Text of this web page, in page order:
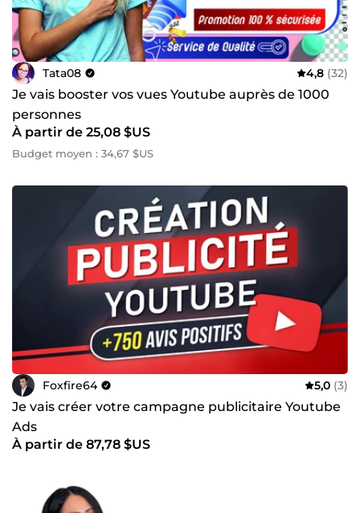
Tata08 4,8 (32)
Je vais booster vos vues Youtube auprès de 1000
personnes
À partir de 25,08 $US
Budget moyen : 34,67 $US
Foxfire64 5,0 (3)
Je vais créer votre campagne publicitaire Youtube
Ads
À partir de 87,78 $US